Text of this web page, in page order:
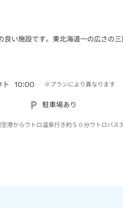
良い施設です。東北海道一の広さの
ト 10:00 ※プランにより異なります
駐車場あり
港からウトロ温泉行き約５０分ウトロバス